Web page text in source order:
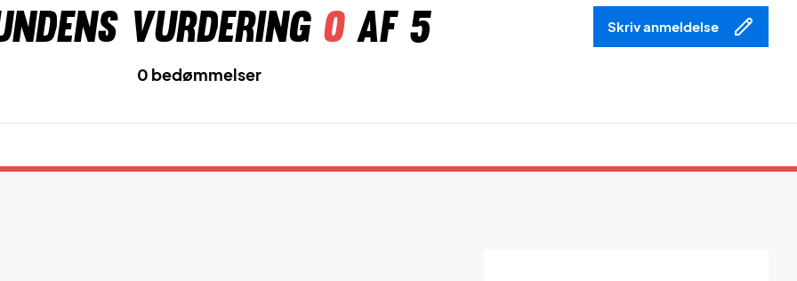
vurdering 0af 5 Skriv anmeldelse
0 bedømmelser